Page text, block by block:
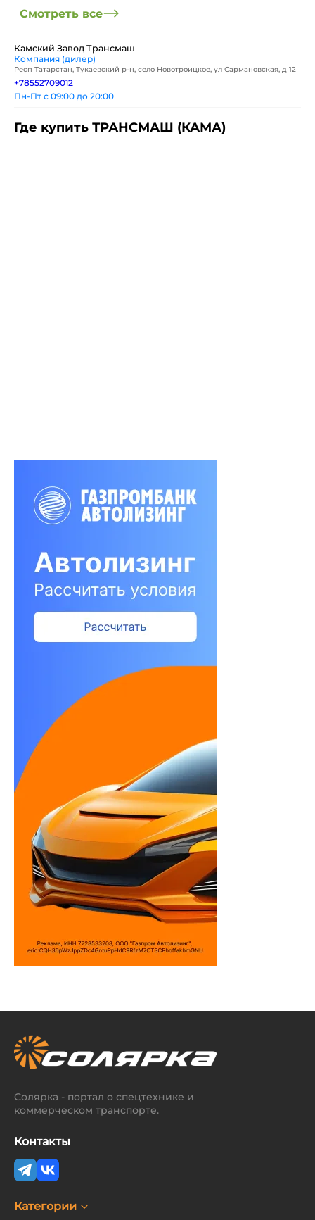
Смотреть все
Камский Завод Трансмаш
Компания (дилер)
Респ Татарстан, Тукаевский р-н, село Новотроицкое, ул Сармановская, д 12
+78552709012
Пн-Пт с 09:00 до 20:00
Где купить ТРАНСМАШ (КАМА)
Солярка - портал о спецтехнике и
коммерческом транспорте.
Контакты
Категории